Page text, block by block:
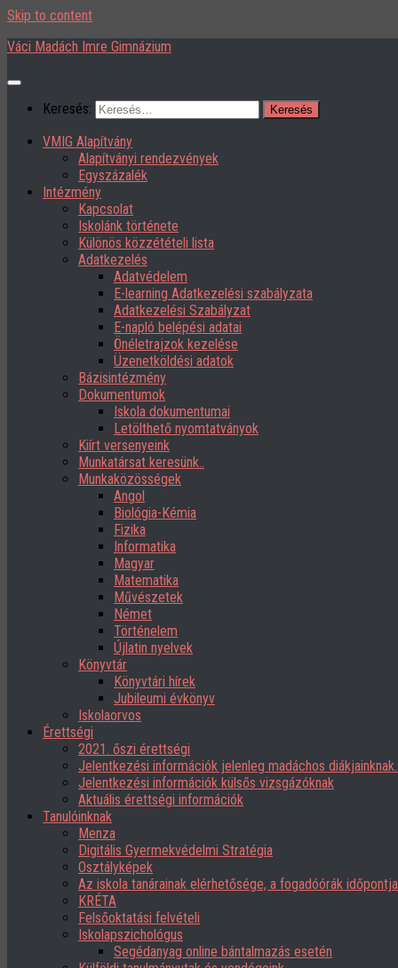
Skip to content
Váci Madách Imre Gimnázium
Keresés:
VMIG Alapítvány
Alapítványi rendezvények
Egyszázalék
Intézmény
Kapcsolat
Iskolánk története
Különös közzétételi lista
Adatkezelés
Adatvédelem
E-learning Adatkezelési szabályzata
Adatkezelési Szabályzat
E-napló belépési adatai
Önéletrajzok kezelése
Üzenetköldési adatok
Bázisintézmény
Dokumentumok
Iskola dokumentumai
Letölthető nyomtatványok
Kiírt versenyeink
Munkatársat keresünk..
Munkaközösségek
Angol
Biológia-Kémia
Fizika
Informatika
Magyar
Matematika
Művészetek
Német
Történelem
Újlatin nyelvek
Könyvtár
Könyvtári hírek
Jubileumi évkönyv
Iskolaorvos
Érettségi
2021. őszi érettségi
Jelentkezési információk jelenleg madáchos
Jelentkezési információk külsős vizsgázóknak
Aktuális érettségi információk
Tanulóinknak
Menza
Digitális Gyermekvédelmi Stratégia
Osztályképek
Az iskola tanárainak elérhetősége, a fogadóórák
KRÉTA
Felsőoktatási felvételi
Iskolapszichológus
Segédanyag online bántalmazás esetén